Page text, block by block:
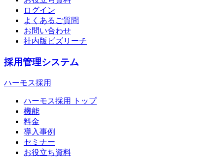
ログイン
よくあるご質問
お問い合わせ
社内版ビズリーチ
採用管理システム
ハーモス採用
ハーモス採用 トップ
機能
料金
導入事例
セミナー
お役立ち資料